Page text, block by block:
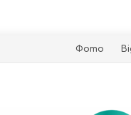
Skip
Фото